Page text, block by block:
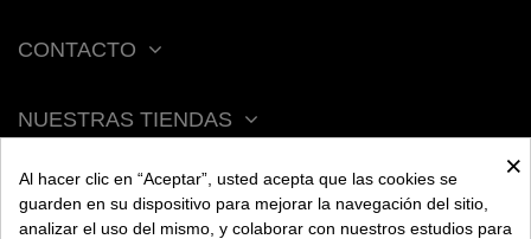
CONTACTO
NUESTRAS TIENDAS
ACERCA DE BENGALA
×
Al hacer clic en “Aceptar”, usted acepta que las cookies se
guarden en su dispositivo para mejorar la navegación del sitio,
analizar el uso del mismo, y colaborar con nuestros estudios para